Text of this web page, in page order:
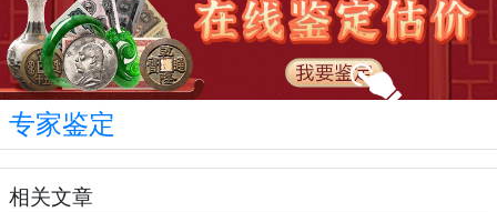
专家鉴定
相关文章